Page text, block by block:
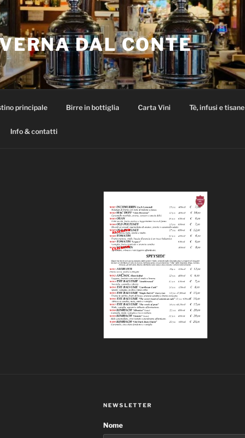
DAL CONTE
principale Birre in bottiglia Carta Vini Tè, infusi e tisane
Info & contatti
NEWSLETTER
Nome